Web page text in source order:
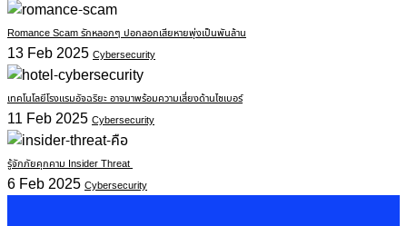
Romance Scam รักหลอกๆ ปอกลอกเสียหายพุ่งเป็นพันล้าน
13 Feb 2025 Cybersecurity
เทคโนโลยีโรงแรมอัจฉริยะ อาจมาพร้อมความเสี่ยงด้านไซเบอร์
11 Feb 2025 Cybersecurity
รู้จักภัยคุกคาม Insider Threat
6 Feb 2025 Cybersecurity